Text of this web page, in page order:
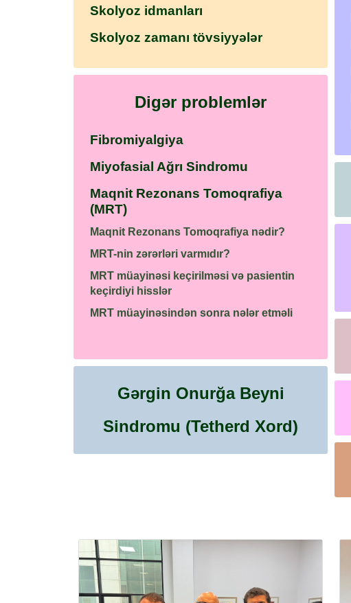
Skolyoz idmanları
Skolyoz zamanı tövsiyyələr
Digər problemlər
Fibromiyalgiya
Miyofasial Ağrı Sindromu
Maqnit Rezonans Tomoqrafiya
(MRT)
Maqnit Rezonans Tomoqrafiya nədir?
MRT-nin zərərləri varmıdır?
MRT müayinəsi keçirilməsi və pasientin
keçirdiyi hisslər
MRT müayinəsindən sonra nələr etməli
Gərgin Onurğa Beyni
Sindromu (Tetherd Xord)